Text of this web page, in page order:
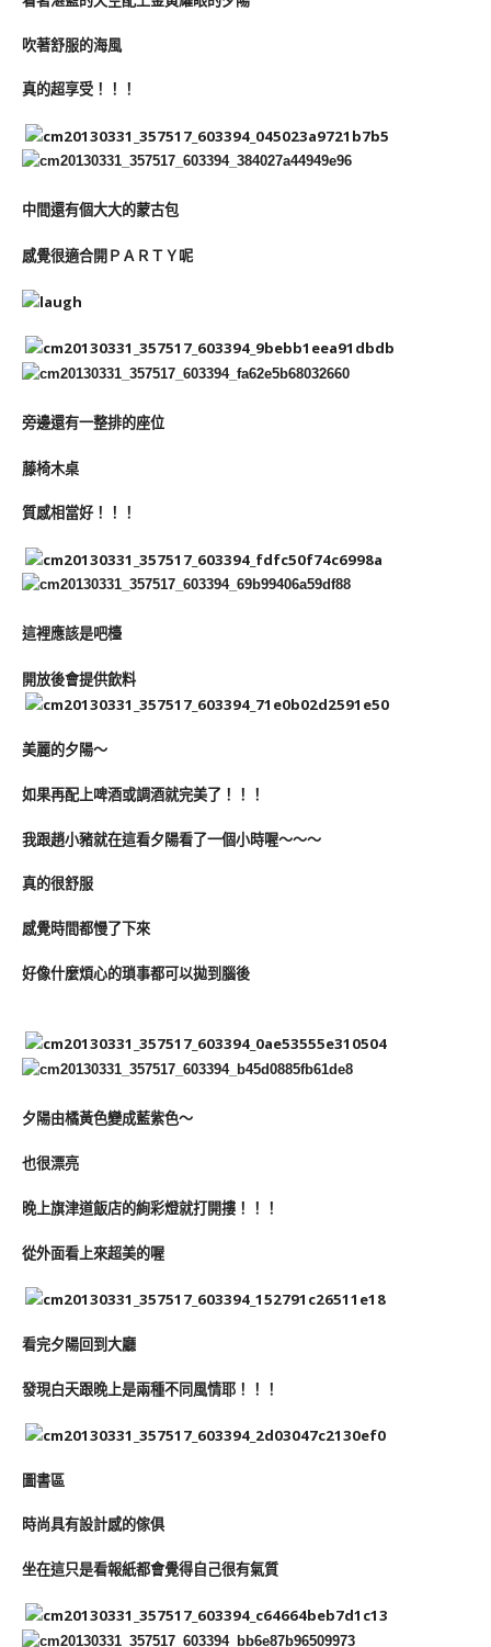
吹著舒服的海風
真的超享受！！！
中間還有個大大的蒙古包
感覺很適合開ＰＡＲＴＹ呢
旁邊還有一整排的座位
藤椅木桌
質感相當好！！！
這裡應該是吧檯
開放後會提供飲料
美麗的夕陽～
如果再配上啤酒或調酒就完美了！！！
我跟趙小豬就在這看夕陽看了一個小時喔～～～
真的很舒服
感覺時間都慢了下來
好像什麼煩心的瑣事都可以拋到腦後
夕陽由橘黃色變成藍紫色～
也很漂亮
晚上旗津道飯店的絢彩燈就打開摟！！！
從外面看上來超美的喔
看完夕陽回到大廳
發現白天跟晚上是兩種不同風情耶！！！
圖書區
時尚具有設計感的傢俱
坐在這只是看報紙都會覺得自己很有氣質